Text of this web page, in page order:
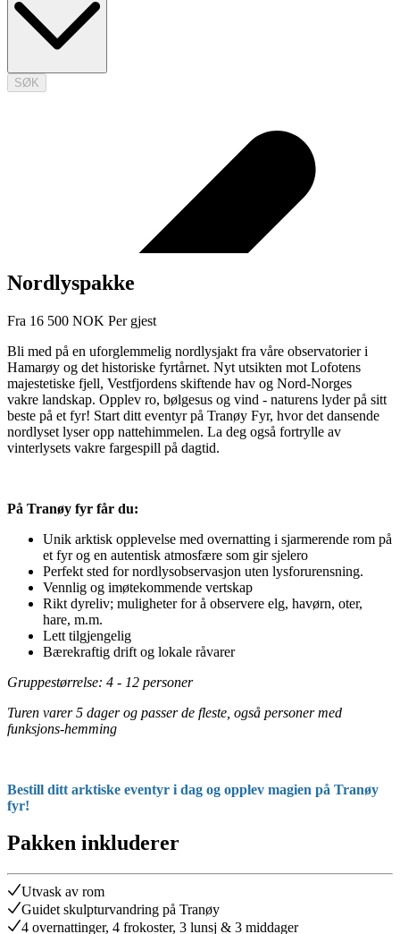
SØK
Nordlyspakke
Fra 16 500 NOK Per gjest
Bli med på en uforglemmelig nordlysjakt fra våre observatorier i
Hamarøy og det historiske fyrtårnet. Nyt utsikten mot Lofotens
majestetiske fjell, Vestfjordens skiftende hav og Nord-Norges
vakre landskap. Opplev ro, bølgesus og vind - naturens lyder på sitt
beste på et fyr! Start ditt eventyr på Tranøy Fyr, hvor det dansende
nordlyset lyser opp nattehimmelen. La deg også fortrylle av
vinterlysets vakre fargespill på dagtid.
På Tranøy fyr får du:
Unik arktisk opplevelse med overnatting i sjarmerende rom på
et fyr og en autentisk atmosfære som gir sjelero
Perfekt sted for nordlysobservasjon uten lysforurensning.
Vennlig og imøtekommende vertskap
Rikt dyreliv; muligheter for å observere elg, havørn, oter,
hare, m.m.
Lett tilgjengelig
Bærekraftig drift og lokale råvarer
Gruppestørrelse: 4 - 12 personer
Turen varer 5 dager og passer de fleste, også personer med
funksjons-hemming
Bestill ditt arktiske eventyr i dag og opplev magien på Tranøy
fyr!
Pakken inkluderer
Utvask av rom
Guidet skulpturvandring på Tranøy
4 overnattinger, 4 frokoster, 3 lunsj & 3 middager